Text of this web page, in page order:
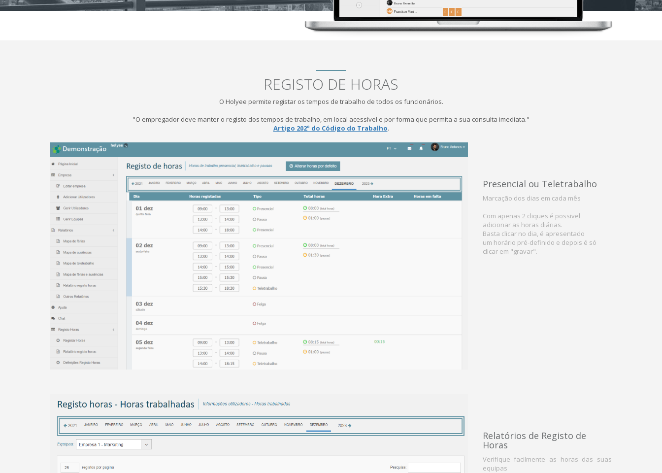
REGISTO DE HORAS
O Holyee permite registar os tempos de trabalho de todos os funcionários.
"O empregador deve manter o registo dos tempos de trabalho, em local acessível e por forma que permita a sua consulta imediata."
Artigo 202º do Código do Trabalho.
Presencial ou Teletrabalho
Marcação dos dias em cada mês
Com apenas 2 cliques é possivel
adicionar as horas diárias.
Basta clicar no dia, é apresentado
um horário pré-definido e depois é só
clicar em "gravar".
Relatórios de Registo de
Horas
Verifique facilmente as horas das suas
equipas